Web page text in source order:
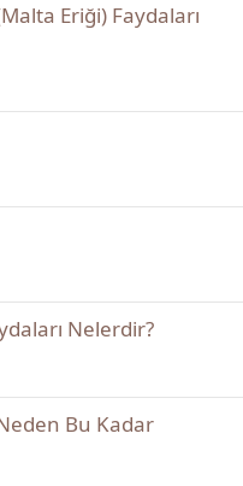
Eriği) Faydaları
Nelerdir?
Bu Kadar